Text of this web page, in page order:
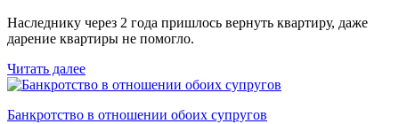
Наследнику через 2 года пришлось вернуть квартиру, даже
дарение квартиры не помогло.
Читать далее
Банкротство в отношении обоих супругов